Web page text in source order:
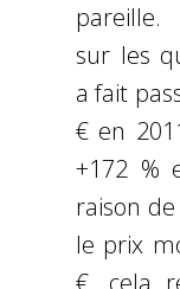
pareille.
sur les
a fait
€ en
+172 %
raison
le prix
€, cela